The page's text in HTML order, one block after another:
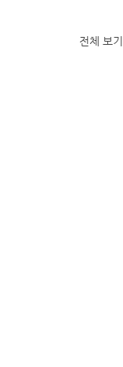
전체 보기